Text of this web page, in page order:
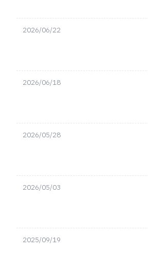
2026/06/22
2026/06/18
2026/05/28
2026/05/03
2025/09/19